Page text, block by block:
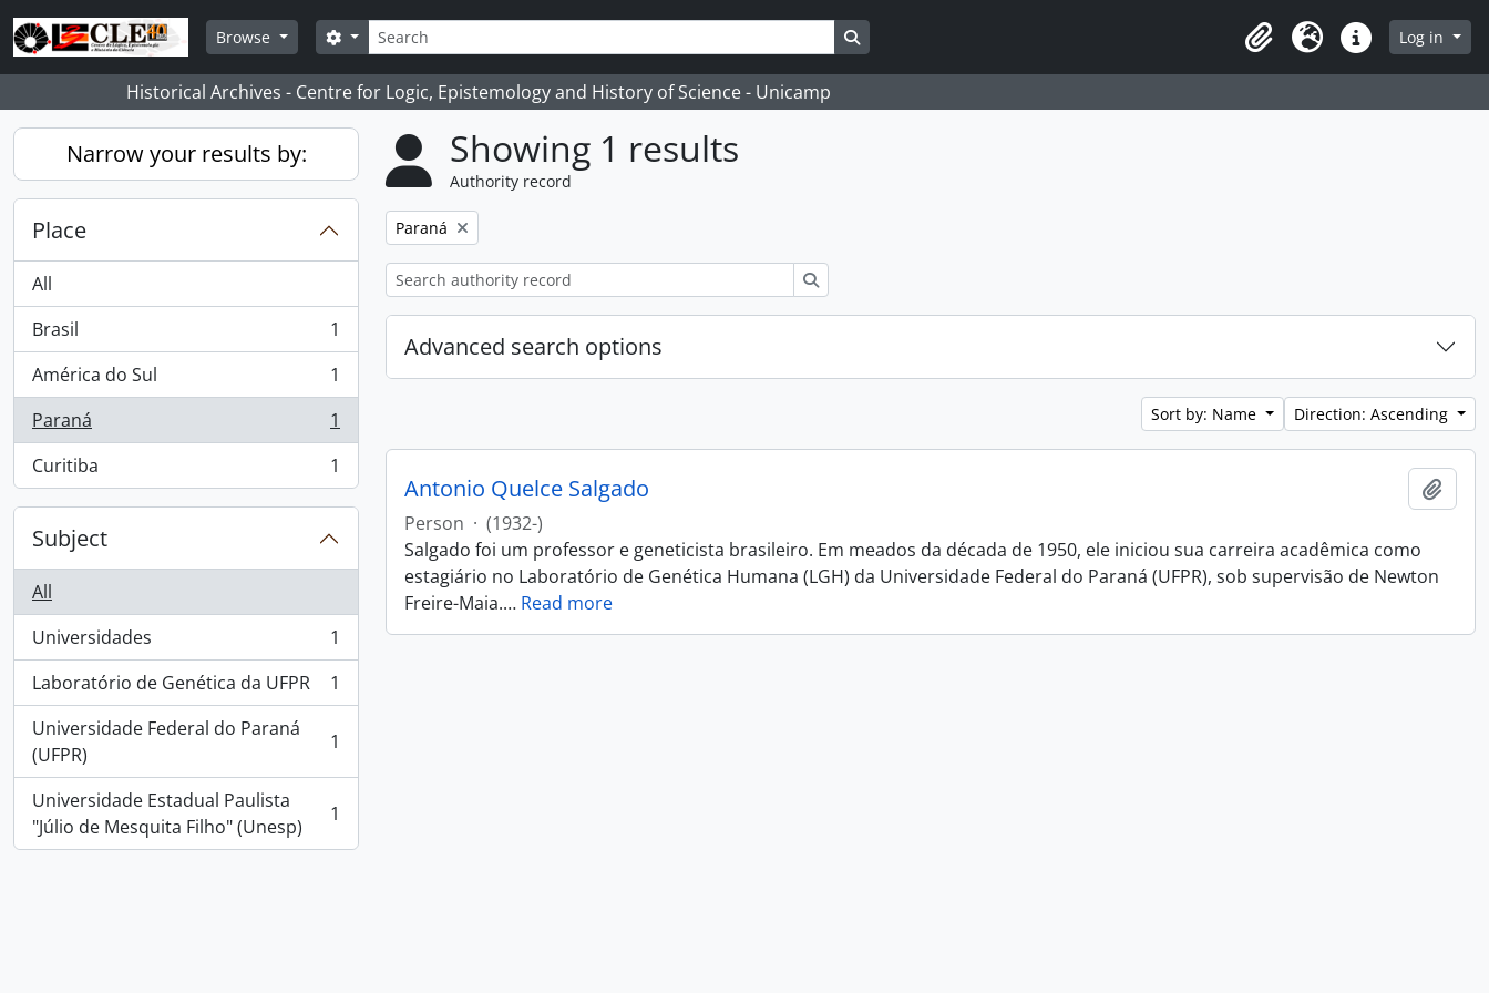
Skip to main content
Browse
Search
Search options
ClipboardLanguageQuick linksLog in
Historical Archives - Centre for Logic, Epistemology and History of Science - Unicamp
Narrow your results by:
Place
All
Brasil
, 1 results
1
América do Sul
, 1 results
1
Paraná
, 1 results
1
Curitiba
, 1 results 1
Subject
All
Universidades
, 1 results
1
Laboratório de Genética da UFPR
, 1 results
1
Universidade Federal do Paraná
(UFPR)
, 1 results 1
Universidade Estadual Paulista
"Júlio de Mesquita Filho" (Unesp)
, 1 results 1
Showing 1 results
Authority record
Remove filter:
Paraná
Advanced search options
Sort by: Name Direction: Ascending
Antonio Quelce Salgado
Person · (1932-)
Salgado foi um professor e geneticista brasileiro. Em meados da década de 1950, ele iniciou sua carreira acadêmica como
estagiário no Laboratório de Genética Humana (LGH) da Universidade Federal do Paraná (UFPR), sob supervisão de Newton
Freire-Maia.… Read more